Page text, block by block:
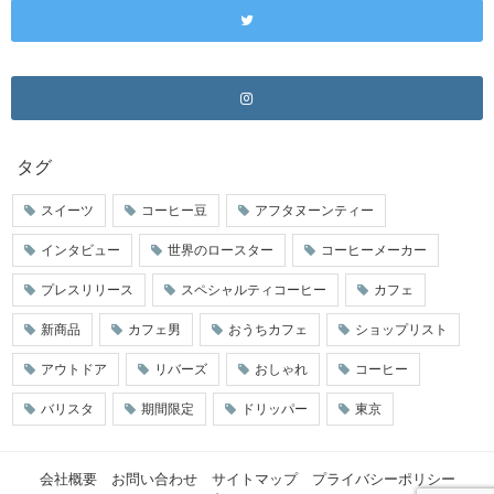
タグ
スイーツ コーヒー豆 アフタヌーンティー
インタビュー 世界のロースター コーヒーメーカー
プレスリリース スペシャルティコーヒー カフェ
新商品 カフェ男 おうちカフェ ショップリスト
アウトドア リバーズ おしゃれ コーヒー
バリスタ 期間限定 ドリッパー 東京
会社概要 お問い合わせ サイトマップ
プライバシーポリシー